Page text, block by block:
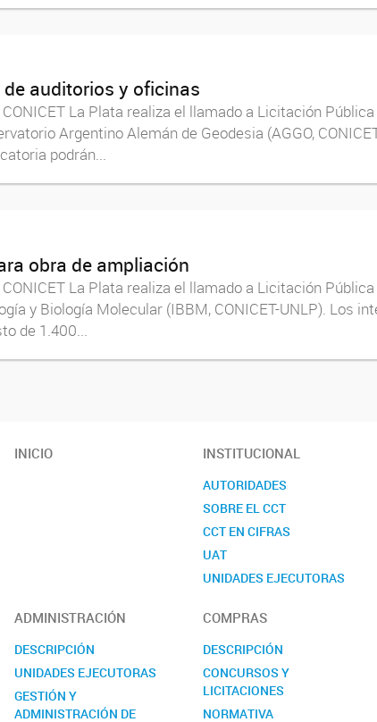
auditorios y oficinas
La Plata realiza el llamado a Licitación
Argentino Alemán de Geodesia (AGGO,
podrán...
obra de ampliación
La Plata realiza el llamado a Licitación
y Biología Molecular (IBBM, CONICET-UNLP). Los
de 1.400...
INICIO INSTITUCIONAL
AUTORIDADES
SOBRE EL CCT
CCT EN CIFRAS
UAT
UNIDADES EJECUTORAS
REALP
ADMINISTRACIÓN
DESCRIPCIÓN
UNIDADES EJECUTORAS
GESTIÓN Y
ADMINISTRACIÓN DE
COMPRAS
DESCRIPCIÓN
CONCURSOS Y
LICITACIONES
NORMATIVA